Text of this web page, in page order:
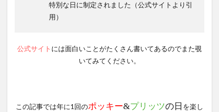
特別な日に制定されました （公式サイトより引
用）
公式サイト には面白いことがたくさん書いてあるのでまた覗
いてみてください。
この記事では年に1回のポッキー&プリッツの日 を楽し